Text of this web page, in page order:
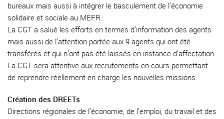
bureaux mais aussi à intégrer le basculement de l’économie
solidaire et sociale au MEFR.
La CGT a salué les efforts en termes d’information des agents
mais aussi de l’attention portée aux 9 agents qui ont été
transférés et qui n’ont pas été laissés en instance d’affectation.
La CGT sera attentive aux recrutements en cours permettant
de reprendre réellement en charge les nouvelles missions.
Création des DREETs
Directions régionales de l’économie, de l’emploi, du travail et des